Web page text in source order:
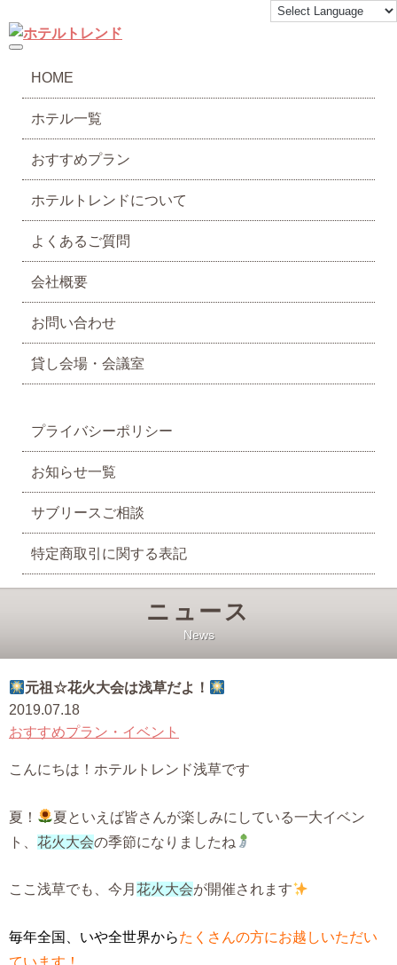
toggle navigation
HOME
ホテル一覧
おすすめプラン
ホテルトレンドについて
よくあるご質問
会社概要
お問い合わせ
貸し会場・会議室
プライバシーポリシー
お知らせ一覧
サブリースご相談
特定商取引に関する表記
ニュース
News
元祖☆花火大会は浅草だよ！
2019.07.18
おすすめプラン・イベント
こんにちは！ホテルトレンド浅草です
夏！
夏といえば皆さんが楽しみにしている一大イベン
ト、 花火大会の季節になりましたね
ここ浅草でも、今月 花火大会が開催されます
毎年全国、いや全世界からたくさんの方にお越しいただい
ています！